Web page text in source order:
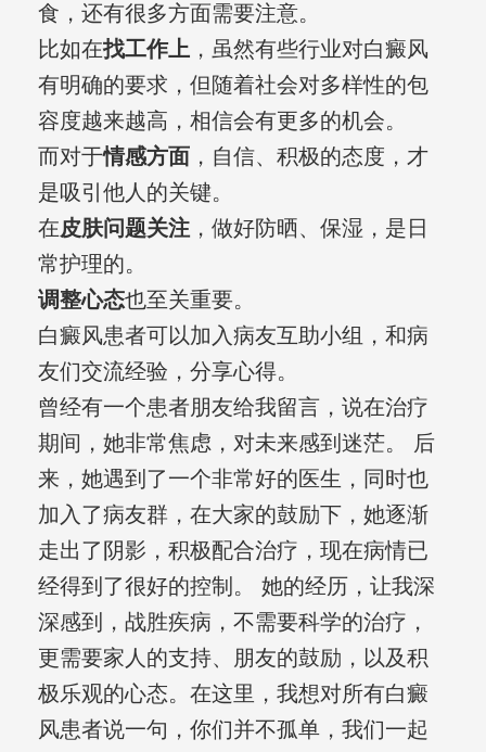
食，还有很多方面需要注意。
比如在找工作上，虽然有些行业对白癜风
有明确的要求，但随着社会对多样性的包
容度越来越高，相信会有更多的机会。
而对于情感方面，自信、积极的态度，才
是吸引他人的关键。
在皮肤问题关注，做好防晒、保湿，是日
常护理的。
调整心态也至关重要。
白癜风患者可以加入病友互助小组，和病
友们交流经验，分享心得。
曾经有一个患者朋友给我留言，说在治疗
期间，她非常焦虑，对未来感到迷茫。 后
来，她遇到了一个非常好的医生，同时也
加入了病友群，在大家的鼓励下，她逐渐
走出了阴影，积极配合治疗，现在病情已
经得到了很好的控制。 她的经历，让我深
深感到，战胜疾病，不需要科学的治疗，
更需要家人的支持、朋友的鼓励，以及积
极乐观的心态。在这里，我想对所有白癜
风患者说一句，你们并不孤单，我们一起